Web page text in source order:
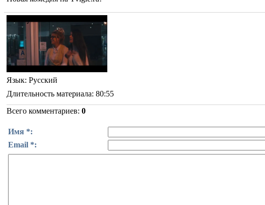
Язык: Русский
Длительность материала: 80:55
Всего комментариев: 0
Имя *:
Email *: